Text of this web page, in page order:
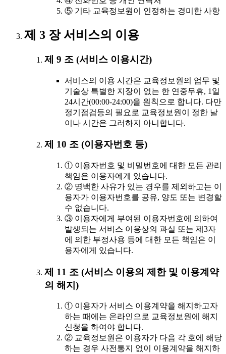
⑤ 기타 교육정보원이 인정하는 경미한 사항
제 3 장 서비스의 이용
제 9 조 (서비스 이용시간)
서비스의 이용 시간은 교육정보원의 업무 및
기술상 특별한 지장이 없는 한 연중무휴, 1일
24시간(00:00-24:00)을 원칙으로 합니다. 다만
정기점검등의 필요로 교육정보원이 정한 날
이나 시간은 그러하지 아니합니다.
제 10 조 (이용자번호 등)
① 이용자번호 및 비밀번호에 대한 모든 관리
책임은 이용자에게 있습니다.
② 명백한 사유가 있는 경우를 제외하고는 이
용자가 이용자번호를 공유, 양도 또는 변경할
수 없습니다.
③ 이용자에게 부여된 이용자번호에 의하여
발생되는 서비스 이용상의 과실 또는 제3자
에 의한 부정사용 등에 대한 모든 책임은 이
용자에게 있습니다.
제 11 조 (서비스 이용의 제한 및 이용계약
의 해지)
① 이용자가 서비스 이용계약을 해지하고자
하는 때에는 온라인으로 교육정보원에 해지
신청을 하여야 합니다.
② 교육정보원은 이용자가 다음 각 호에 해당
하는 경우 사전통지 없이 이용계약을 해지하